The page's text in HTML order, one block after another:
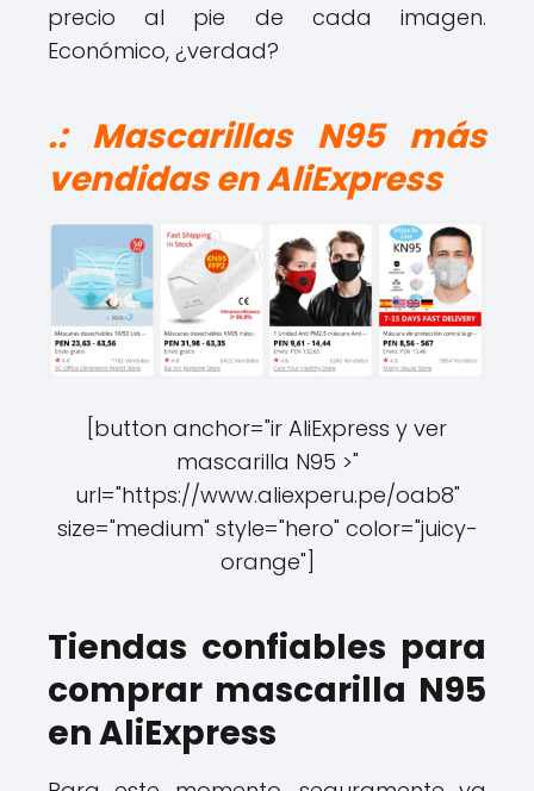
precio al pie de cada imagen.
Económico, ¿verdad?
.: Mascarillas N95 más
vendidas en AliExpress
[button anchor="ir AliExpress y ver
mascarilla N95 >"
url="https://www.aliexperu.pe/oab8"
size="medium" style="hero" color="juicy-
orange"]
Tiendas confiables para
comprar mascarilla N95
en AliExpress